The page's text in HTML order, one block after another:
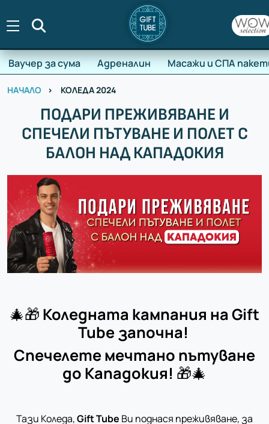
Ваучер за сума Адреналин Масажи и СПА
НАЧАЛО КОЛЕДА 2024
ПОДАРИ ПРЕЖИВЯВАНЕ И
СПЕЧЕЛИ ПЪТУВАНЕ И ПОЛЕТ С
БАЛОН НАД КАПАДОКИЯ
🎄🎁 Коледната кампания на Gift
Tube започна!
Спечелете мечтано пътуване
до Кападокия! 🎁🎄
Тази Коледа,Gift Tube Ви поднася преживяване, за